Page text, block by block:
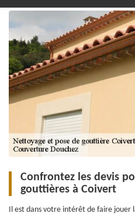
Confrontez les devis
gouttières à Coivert
Il est dans votre intérêt de faire jouer